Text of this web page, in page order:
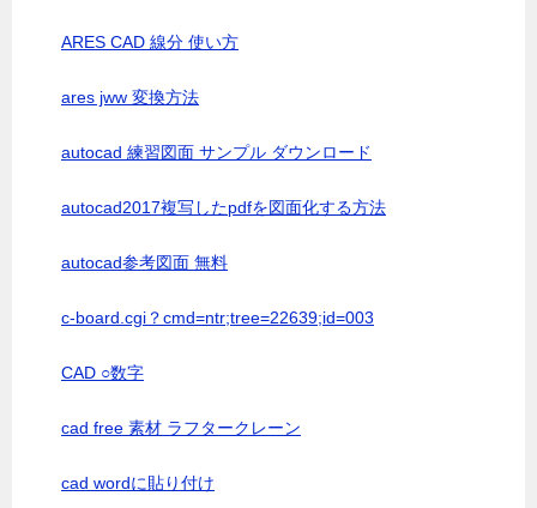
ARES CAD 線分 使い方
ares jww 変換方法
autocad 練習図面 サンプル ダウンロード
autocad2017複写したpdfを図面化する方法
autocad参考図面 無料
c-board.cgi？cmd=ntr;tree=22639;id=003
CAD ○数字
cad free 素材 ラフタークレーン
cad wordに貼り付け